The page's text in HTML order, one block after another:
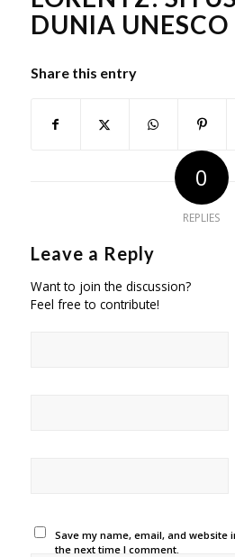
DUNIA UNESCO
Share this entry
0
REPLIES
Leave a Reply
Want to join the discussion?
Feel free to contribute!
Save my name, email, and website
the next time I comment.